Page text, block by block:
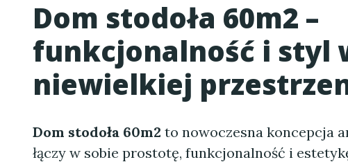
Dom stodoła 60m2 –
funkcjonalność i styl
niewielkiej
Dom stodoła 60m2 to nowoczesna koncepcja
łączy w sobie prostotę, funkcjonalność i